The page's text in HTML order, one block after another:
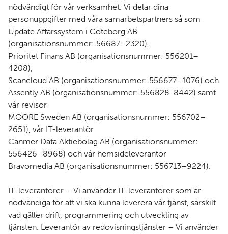
nödvändigt för vår verksamhet. Vi delar dina
personuppgifter med våra samarbetspartners så som
Update Affärssystem i Göteborg AB
(organisationsnummer: 56687–2320),
Prioritet Finans AB (organisationsnummer: 556201–
4208),
Scancloud AB (organisationsnummer: 556677–1076) och
Assently AB (organisationsnummer: 556828-8442) samt
vår revisor
MOORE Sweden AB (organisationsnummer: 556702–
2651), vår IT-leverantör
Canmer Data Aktiebolag AB (organisationsnummer:
556426–8968) och vår hemsideleverantör
Bravomedia AB (organisationsnummer: 556713–9224).
IT-leverantörer – Vi använder IT-leverantörer som är
nödvändiga för att vi ska kunna leverera vår tjänst, särskilt
vad gäller drift, programmering och utveckling av
tjänsten. Leverantör av redovisningstjänster – Vi använder